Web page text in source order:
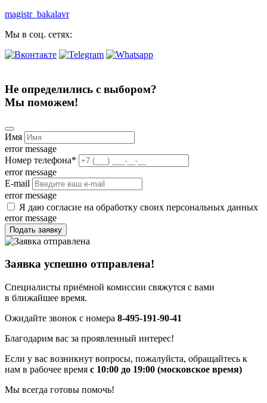
magistr_bakalavr
Мы в соц. сетях:
Не определились с выбором?
Мы поможем!
Имя
error message
Номер телефона*
error message
E-mail
error message
Я даю согласие на обработку своих персональных данных
error message
Подать заявку
Заявка успешно отправлена!
Специалисты приёмной комиссии свяжутся с вами
в ближайшее время.
Ожидайте звонок с номера 8-495-191-90-41
Благодарим вас за проявленный интерес!
Если у вас возникнут вопросы, пожалуйста, обращайтесь к
нам в рабочее время с 10:00 до 19:00 (московское время)
Мы всегда готовы помочь!